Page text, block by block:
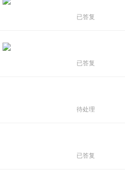
已答复
已答复
待处理
已答复